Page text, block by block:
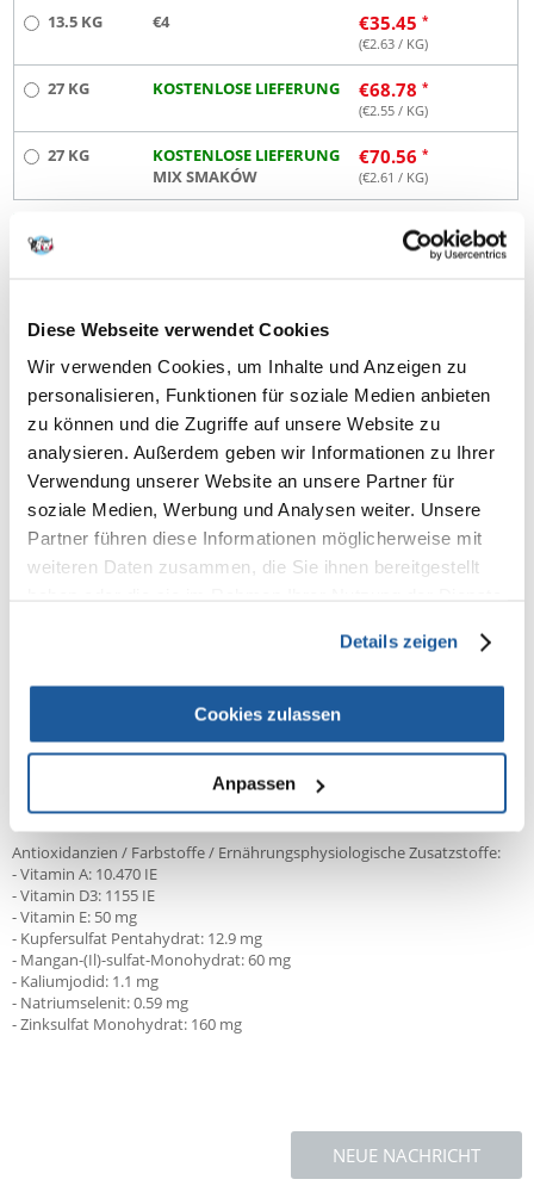
Diese Webseite verwendet Cookies
Wir verwenden Cookies, um Inhalte und Anzeigen zu
personalisieren, Funktionen für soziale Medien anbieten
zu können und die Zugriffe auf unsere Website zu
analysieren. Außerdem geben wir Informationen zu Ihrer
Verwendung unserer Website an unsere Partner für
soziale Medien, Werbung und Analysen weiter. Unsere
Partner führen diese Informationen möglicherweise mit
weiteren Daten zusammen, die Sie ihnen bereitgestellt
Details zeigen
Cookies zulassen
Anpassen
13.5 KG €4 €35.45
(€2.63 / KG)
27 KG KOSTENLOSE LIEFERUNG €68.78
(€2.55 / KG)
27 KG
KOSTENLOSE LIEFERUNG
MIX SMAKÓW
€70.56
(€2.61 / KG)
Chappi Trockennahrung enthält über 30 Nährstoffe, unter anderem
Vitamine und Mineralstoffe, aus sorgfältig gewählten und qualitativ
hochwertigen Inhaltsstoffen: Proteine, Cerealien und Gemüse.
Zusammensetzung:
Getreide (u.a. 4% Weizen), pflanzliche Nebenerzeugnisse, Fleisch und
tierische Nebenerzeugnisse (u.a. 4% Geflügel in den braunen Stücken),
Öle und Fette, Mineralstoffe, Gemüse (u.a. 4% Karotten in den orangen
- Fettgehalt 7,5%
- Rohfaser 3%
- Calcium 1,8%
Zusatzstoffe pro kg:
Antioxidanzien / Farbstoffe / Ernährungsphysiologische Zusatzstoffe:
- Vitamin A: 10.470 IE
- Vitamin D3: 1155 IE
- Vitamin E: 50 mg
- Kupfersulfat Pentahydrat: 12.9 mg
- Mangan-(Il)-sulfat-Monohydrat: 60 mg
- Kaliumjodid: 1.1 mg
- Natriumselenit: 0.59 mg
- Zinksulfat Monohydrat: 160 mg
NEUE NACHRICHT